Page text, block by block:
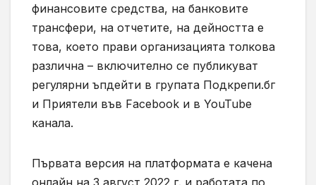
финансовите средства, на банковите
трансфери, на отчетите, на дейността е
това, което прави организацията толкова
различна – включително се публикуват
регулярни ъпдейти в групата Подкрепи.бг
и Приятели във Facebook и в YouTube
канала.
Първата версия на платформата е качена
онлайн на 3 август 2022 г. и работата по